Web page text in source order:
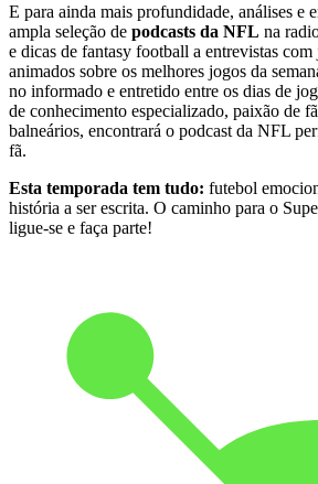
E para ainda mais profundidade, análises e
ampla seleção de podcasts da NFL na
e dicas de fantasy football a entrevistas com
animados sobre os melhores jogos da
no informado e entretido entre os dias de
de conhecimento especializado, paixão de
balneários, encontrará o podcast da NFL
fã.
Esta temporada tem tudo: futebol
história a ser escrita. O caminho para o
ligue-se e faça parte!